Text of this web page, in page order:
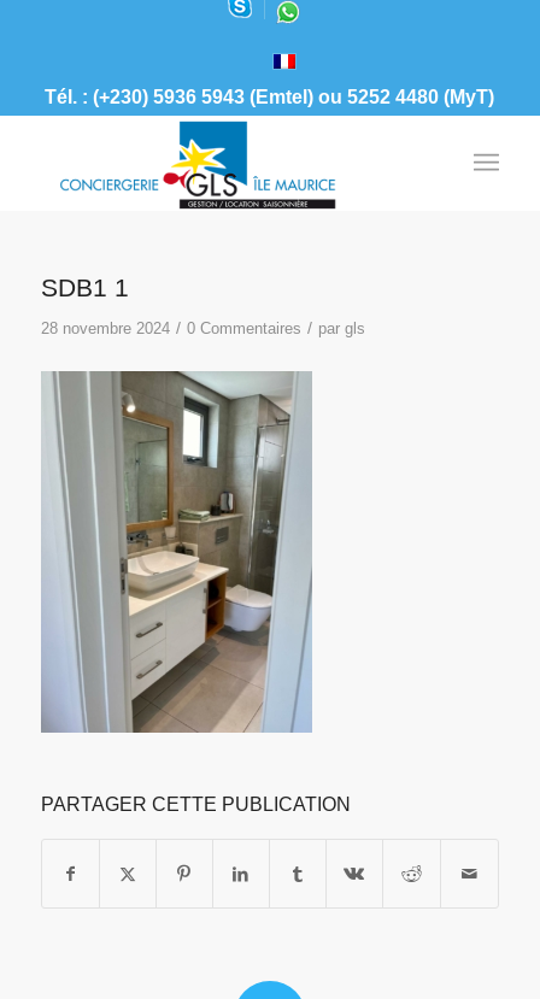
Tél. : (+230) 5936 5943 (Emtel) ou 5252 4480 (MyT)
SDB1 1
28 novembre 2024 / 0 Commentaires / par gls
PARTAGER CETTE PUBLICATION